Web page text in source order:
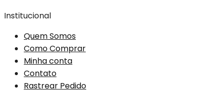
Institucional
Quem Somos
Como Comprar
Minha conta
Contato
Rastrear Pedido